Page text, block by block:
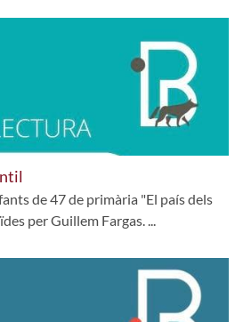
de 47 de primària "El país dels
per Guillem Fargas. ...